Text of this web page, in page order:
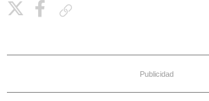
Publicidad